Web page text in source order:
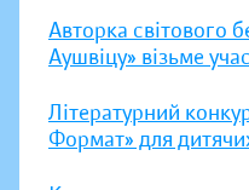
Авторка світового
Аушвіцу» візьме
Літературний
Формат» для